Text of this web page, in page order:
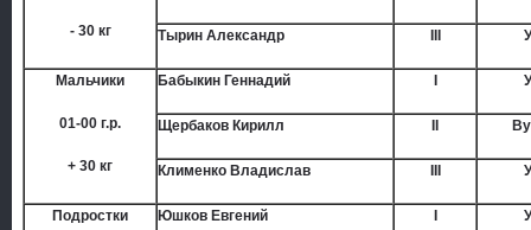
- 30 кг Тырин Александр
Мальчики
01-00 г.р.
+ 30 кг
Бабыкин Геннадий
Щербаков Кирилл
Клименко Владислав
Подростки Юшков Евгений